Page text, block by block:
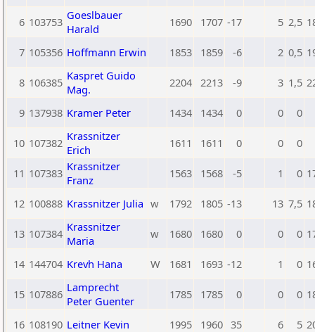
6 103753 Goeslbauer
Harald
1690 1707 -17 5 2,5
7 105356 Hoffmann Erwin 1853 1859 -6 2 0,5
8 106385 Kaspret Guido
Mag.
2204 2213 -9 3 1,5
9 137938 Kramer Peter 1434 1434 0 0 0
10 107382 Krassnitzer
Erich
1611 1611 0 0 0
11 107383 Krassnitzer
Franz
1563 1568 -5 1 0
12 100888 Krassnitzer Julia w 1792 1805 -13 13 7,5
13 107384 Krassnitzer
Maria
w 1680 1680 0 0 0
14 144704 Krevh Hana W 1681 1693 -12 1 0
15 107886 Lamprecht
Peter Guenter
1785 1785 0 0 0
16 108190 Leitner Kevin 1995 1960 35 6 5